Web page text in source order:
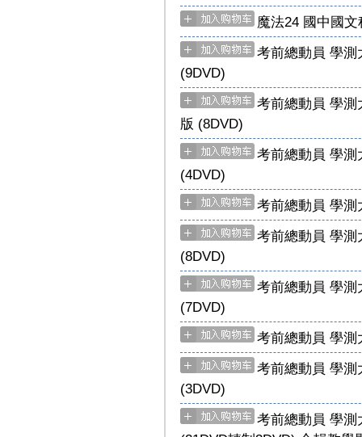
魔法24 國中國
考前總動員 學測
(9DVD)
考前總動員 學測
版 (8DVD)
考前總動員 學測
(4DVD)
考前總動員 學測
考前總動員 學測
(8DVD)
考前總動員 學測
(7DVD)
考前總動員 學測
考前總動員 學測
(3DVD)
考前總動員 學